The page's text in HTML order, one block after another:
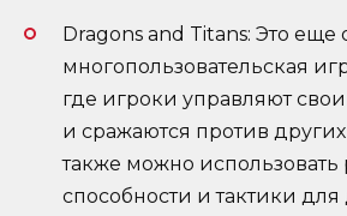
Dragons and Titans: Это еще
многопользовательская
где игроки управляют
и сражаются против
также можно использовать
способности и тактики